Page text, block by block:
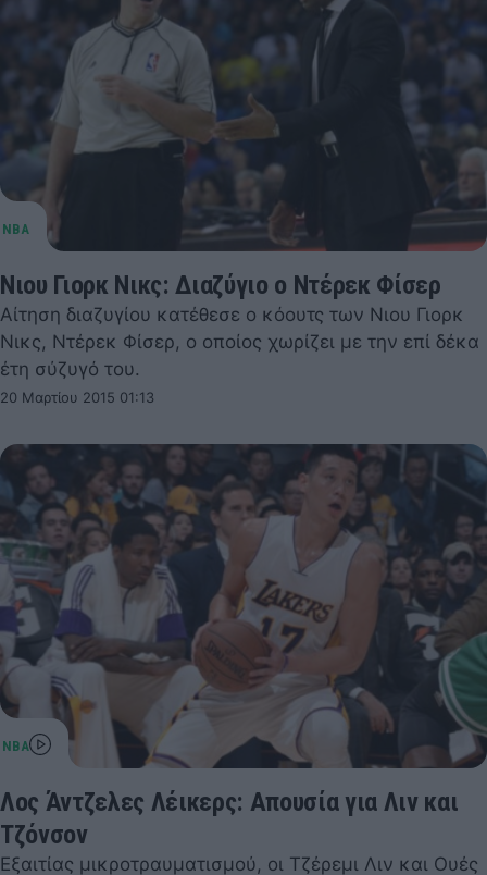
Νιου Γιορκ Νικς: Διαζύγιο ο Ντέρεκ Φίσερ
Αίτηση διαζυγίου κατέθεσε ο κόουτς των Νιου Γιορκ
Νικς, Ντέρεκ Φίσερ, ο οποίος χωρίζει με την επί δέκα
έτη σύζυγό του.
20 Μαρτίου 2015 01:13
Λος Άντζελες Λέικερς: Απουσία για Λιν και
Τζόνσον
Εξαιτίας μικροτραυματισμού, οι Τζέρεμι Λιν και Ουές